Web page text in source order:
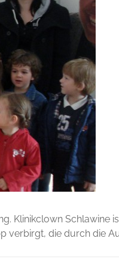
Klinikclown Schlawine
verbirgt, die durch die